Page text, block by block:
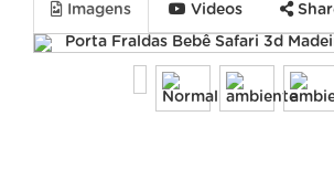
Imagens Videos